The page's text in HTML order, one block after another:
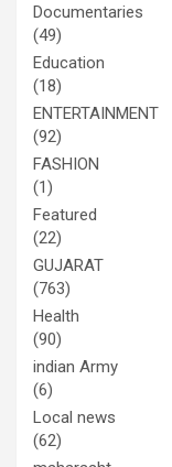
Documentaries
(49)
Education
(18)
ENTERTAINMENT
(92)
FASHION
(1)
Featured
(22)
GUJARAT
(763)
Health
(90)
indian Army
(6)
Local news
(62)